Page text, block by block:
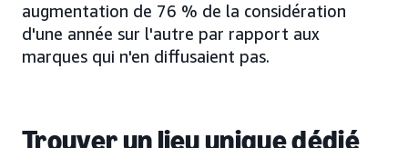
augmentation de 76 % de la considération
d'une année sur l'autre par rapport aux
marques qui n'en diffusaient pas.
Trouver un lieu unique dédié